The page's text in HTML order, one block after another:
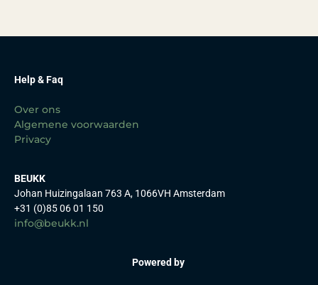
Help & Faq
Over ons
Algemene voorwaarden
Privacy
BEUKK
Johan Huizingalaan 763 A, 1066VH Amsterdam
+31 (0)85 06 01 150
info@beukk.nl
Powered by